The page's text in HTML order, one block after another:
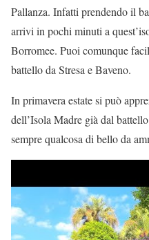
Pallanza. Infatti prendendo il
arrivi in pochi minuti a
Borromee. Puoi comunque
battello da Stresa e Baveno.
In primavera estate si può
dell’Isola Madre già dal
sempre qualcosa di bello da